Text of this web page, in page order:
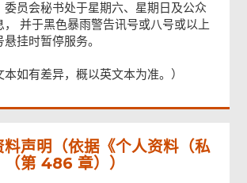
委员会秘书处于星期六、星期日及公众
， 并于黑色暴雨警告讯号或八号或以上
悬挂时暂停服务。
本如有差异，概以英文本为准。）
料声明（依据《个人资料（私
第 486 章））